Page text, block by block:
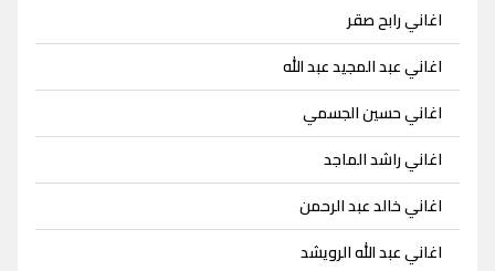
اغاني رابح صقر
اغاني عبد المجيد عبد الله
اغاني حسين الجسمي
اغاني راشد الماجد
اغاني خالد عبد الرحمن
اغاني عبد الله الرويشد